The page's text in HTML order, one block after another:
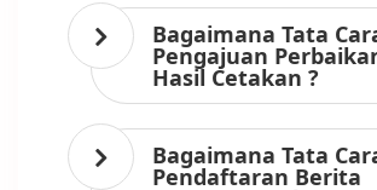
Bagaimana Tata
Pengajuan
Hasil Cetakan ?
Bagaimana Tata
Pendaftaran Berita